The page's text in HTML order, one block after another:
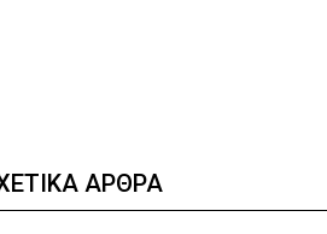
ΑΡΘΡΑ